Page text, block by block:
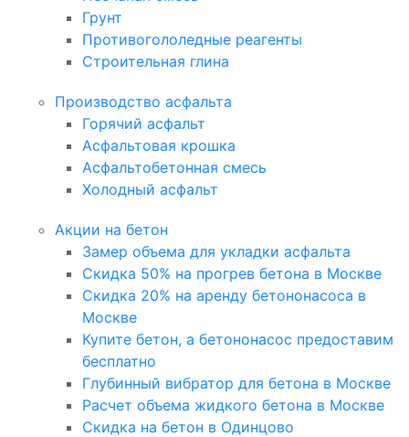
Грунт
Противогололедные реагенты
Строительная глина
Производство асфальта
Горячий асфальт
Асфальтовая крошка
Асфальтобетонная смесь
Холодный асфальт
Акции на бетон
Замер объема для укладки асфальта
Скидка 50% на прогрев бетона в Москве
Скидка 20% на аренду бетононасоса в
Москве
Купите бетон, а бетононасос предоставим
бесплатно
Глубинный вибратор для бетона в Москве
Расчет объема жидкого бетона в Москве
Скидка на бетон в Одинцово